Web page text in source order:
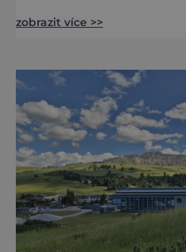
Comoedien-Hausu zve
Matyáše Bernarda
Výstava Braunova
padesát autorských
zobrazit více >>